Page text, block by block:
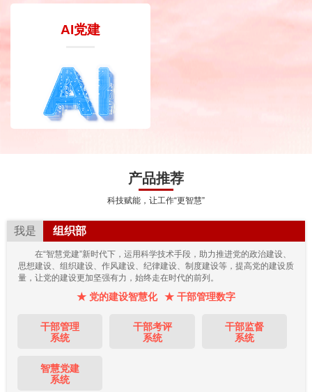
AI党建
产品推荐
科技赋能，让工作“更智慧”
我是 组织部
在“智慧党建”新时代下，运用科学技术手段，助力推进党的政治建设、
思想建设、组织建设、作风建设、纪律建设、制度建设等，提高党的建设质
量，让党的建设更加坚强有力，始终走在时代的前列。
★ 党的建设智慧化 ★ 干部管理数字
干部管理
系统
干部考评
系统
干部监督
系统
智慧党建
系统